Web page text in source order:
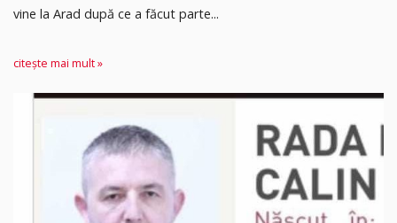
vine la Arad după ce a făcut parte...
citește mai mult »